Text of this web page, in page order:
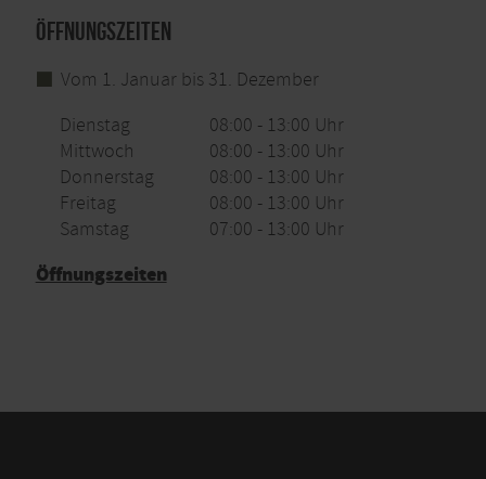
Öffnungszeiten
Vom 1. Januar bis 31. Dezember
Dienstag
08:00 - 13:00 Uhr
Mittwoch
08:00 - 13:00 Uhr
Donnerstag
08:00 - 13:00 Uhr
Freitag
08:00 - 13:00 Uhr
Samstag
07:00 - 13:00 Uhr
Öffnungszeiten